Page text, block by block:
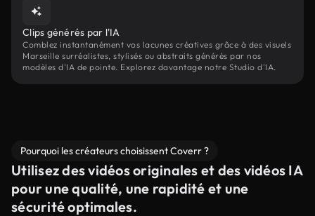
Clips générés par l'IA
Comblez instantanément vos lacunes créatives grâce à des visuels
Marseille surréalistes, stylisés ou abstraits générés par nos
modèles d'IA de pointe. Explorez davantage notre Studio d'IA.
Pourquoi les créateurs choisissent Coverr ?
Utilisez des vidéos originales et des vidéos IA
pour une qualité, une rapidité et une
sécurité optimales.